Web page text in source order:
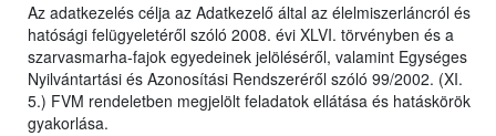
Az adatkezelés célja az Adatkezelő által az élelmiszerláncról és
hatósági felügyeletéről szóló 2008. évi XLVI. törvényben és a
szarvasmarha-fajok egyedeinek jelöléséről, valamint Egységes
Nyilvántartási és Azonosítási Rendszeréről szóló 99/2002. (XI.
5.) FVM rendeletben megjelölt feladatok ellátása és hatáskörök
gyakorlása.